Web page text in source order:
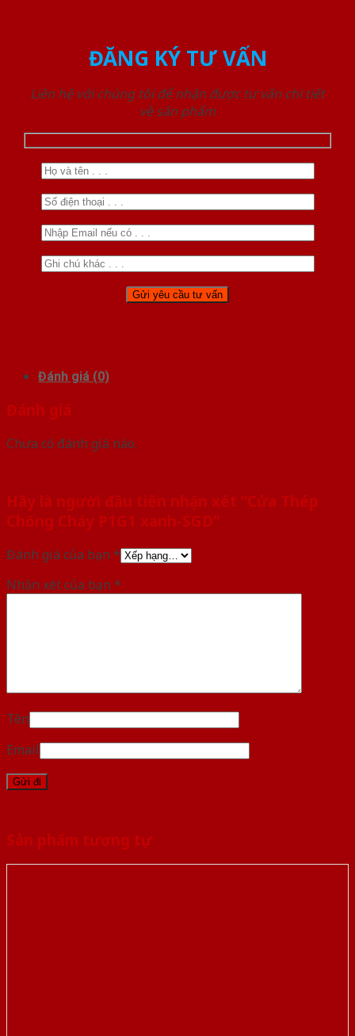
ĐĂNG KÝ TƯ VẤN
Liên hệ với chúng tôi để nhận được tư vấn chi tiết
về sản phẩm
Đánh giá (0)
Đánh giá
Chưa có đánh giá nào.
Hãy là người đầu tiên nhận xét “Cửa Thép
Chống Cháy P1G1 xanh-SGD”
Đánh giá của bạn *
Nhận xét của bạn *
Tên
Email
Sản phẩm tương tự